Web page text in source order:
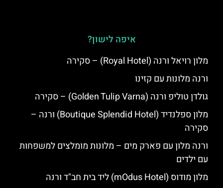
איפה לישון?
מלון רויאל ורנה (Royal Hotel) – סקירה
ורנה מלונות עם קזינו
גולדן טוליפ ורנה (Golden Tulip Varna) – סקירה
מלון ספלנדיד (Boutique Splendid Hotel) ורנה –
סקירה
ורנה מלון עם פארק מים – מלונות מומלצים למשפחות
עם ילדים
מלון מודוס (mOdus Hotel) ליד בית חב"ד ורנה